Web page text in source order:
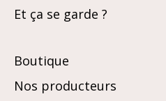
Et ça se garde ?
Boutique
Nos producteurs